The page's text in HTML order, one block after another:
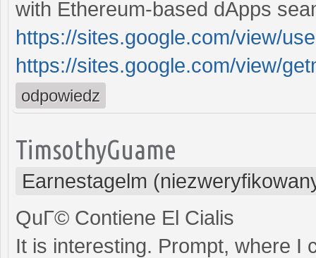
with Ethereum-based dApps
https://sites.google.com/view/
https://sites.google.com/view/
odpowiedz
TimsothyGuame
Earnestagelm
QuГ© Contiene El Cialis
It is interesting. Prompt, where I